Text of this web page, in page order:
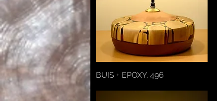
Aperçu rapide
BUIS + EPOXY. 496